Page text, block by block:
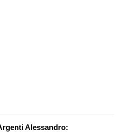
Alessandro: